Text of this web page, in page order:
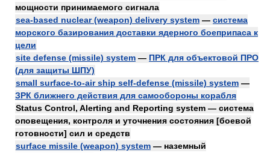
мощности принимаемого сигнала
sea-based nuclear (weapon) delivery system — система
морского базирования доставки ядерного боеприпаса к
цели
site defense (missile) system — ПРК для объектовой ПРО
(для защиты ШПУ)
small surface-to-air ship self-defense (missile) system —
ЗРК ближнего действия для самообороны корабля
Status Control, Alerting and Reporting system — система
оповещения, контроля и уточнения состояния [боевой
готовности] сил и средств
surface missile (weapon) system — наземный